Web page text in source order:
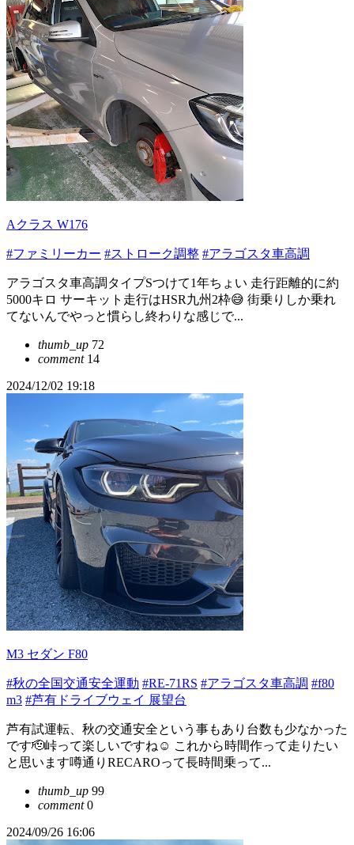
Aクラス W176
#ファミリーカー #ストローク調整 #アラゴスタ車高調
アラゴスタ車高調タイプSつけて1年ちょい 走行距離的に約
5000キロ サーキット走行はHSR九州2枠😅 街乗りしか乗れ
てないんでやっと慣らし終わりな感じで...
thumb_up 72
comment14
2024/12/02 19:18
M3 セダン F80
#秋の全国交通安全運動 #RE-71RS #アラゴスタ車高調 #f80
m3 #芦有ドライブウェイ 展望台
芦有試運転、秋の交通安全という事もあり台数も少なかった
です🫡峠って楽しいですね☺️ これから時間作って走りたい
と思います噂通りRECAROって長時間乗って...
thumb_up 99
comment0
2024/09/26 16:06